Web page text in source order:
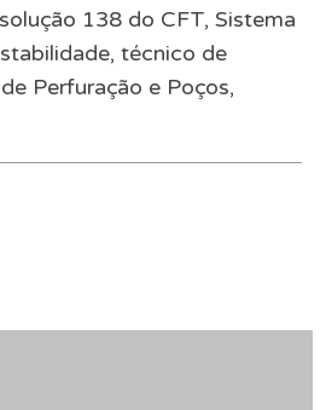
138 do CFT,Sistema
,técnico de
Perfuração e Poços,